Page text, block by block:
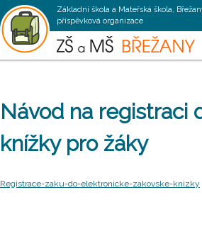
Základní škola a Mateřská škola,
příspěvková organizace
Návod na registraci
knížky pro žáky
Registrace-zaku-do-elektronicke-zakovske-knizky